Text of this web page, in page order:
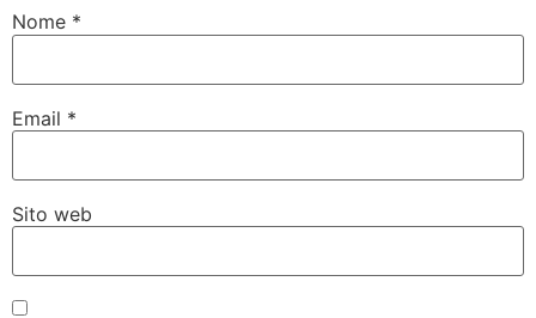
Nome *
Email *
Sito web